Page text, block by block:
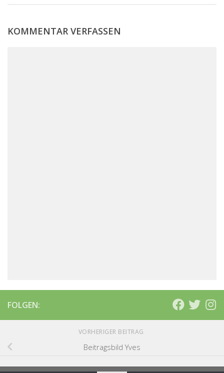
KOMMENTAR VERFASSEN
FOLGEN:
VORHERIGER BEITRAG
Beitragsbild Yves